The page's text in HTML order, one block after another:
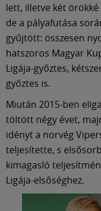
lett, illetve két örökké
de a pályafutása
gyűjtött: összesen
hatszoros Magyar
Ligája-győztes,
győztes is.
Miután 2015-ben
töltött négy évet,
idényt a norvég
teljesítette, s
kimagasló
Ligája-elsőséghez.